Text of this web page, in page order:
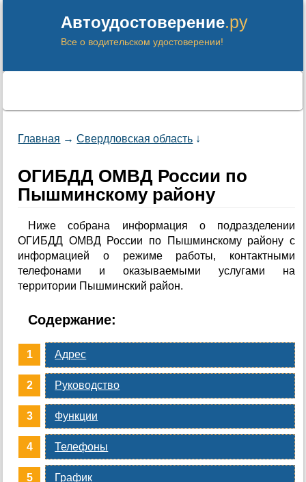
Автоудостоверение.ру
Все о водительском удостоверении!
Главная →Свердловская область ↓
ОГИБДД ОМВД России по
Пышминскому району
Ниже собрана информация о подразделении
ОГИБДД ОМВД России по Пышминскому району с
информацией о режиме работы, контактными
телефонами и оказываемыми услугами на
территории Пышминский район.
Содержание:
Адрес
Руководство
Функции
Телефоны
График